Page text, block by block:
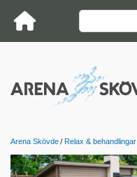
Arena Skövde Relax & behandlingar